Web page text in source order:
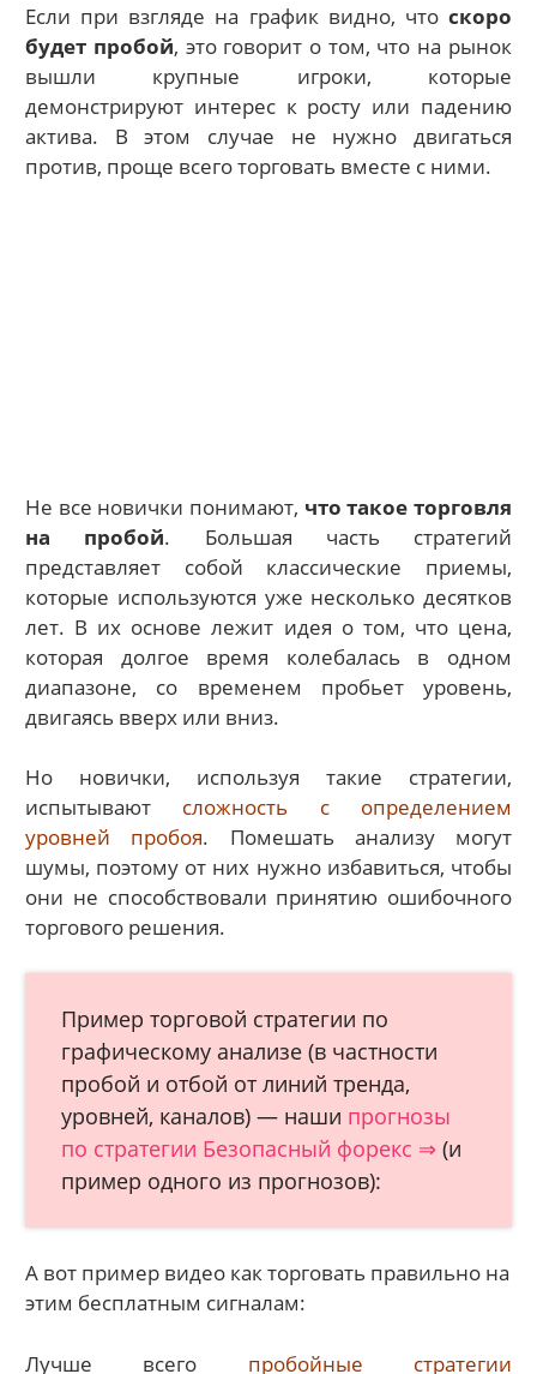
Если при взгляде на график видно, что скоро
будет пробой, это говорит о том, что на рынок
вышли крупные игроки, которые
демонстрируют интерес к росту или падению
актива. В этом случае не нужно двигаться
против, проще всего торговать вместе с ними.
Не все новички понимают, что такое торговля
на пробой. Большая часть стратегий
представляет собой классические приемы,
которые используются уже несколько десятков
лет. В их основе лежит идея о том, что цена,
которая долгое время колебалась в одном
диапазоне, со временем пробьет уровень,
двигаясь вверх или вниз.
Но новички, используя такие стратегии,
испытывают сложность с определением
уровней пробоя. Помешать анализу могут
шумы, поэтому от них нужно избавиться, чтобы
они не способствовали принятию ошибочного
торгового решения.
Пример торговой стратегии по
графическому анализе (в частности
пробой и отбой от линий тренда,
уровней, каналов) — наши прогнозы
по стратегии Безопасный форекс ⇒ (и
пример одного из прогнозов):
А вот пример видео как торговать правильно на
этим бесплатным сигналам:
Лучше всего пробойные стратегии